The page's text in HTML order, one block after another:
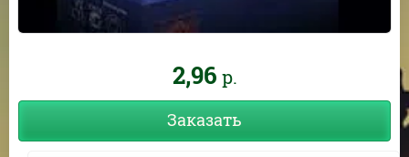
2,96 р.
Заказать